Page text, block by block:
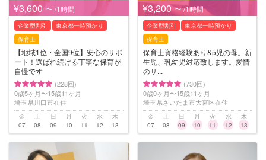
¥3,600 〜 /1時間
企業型割引
東京都一時預かり
保育士
【地域1位・全国9位】安心のサポ
ート！選ばれ続ける丁寧な保育が
自慢です
(228回)
0歳5ヶ月〜15歳11ヶ月
埼玉県川口市在住
金
07
土
08
日
09
月
10
火
11
水
12
木
13
¥3,200 〜 /1時間
企業型割引
東京都一時預かり
保育士
保育士資格経験あり&5児の母。新
生児、乳幼児対応致します。愛情
のサ...
(730回)
0歳0ヶ月〜15歳11ヶ月
埼玉県さいたま市大宮区在住
金
07
土
08
日
09
月
10
火
11
水
12
木
13